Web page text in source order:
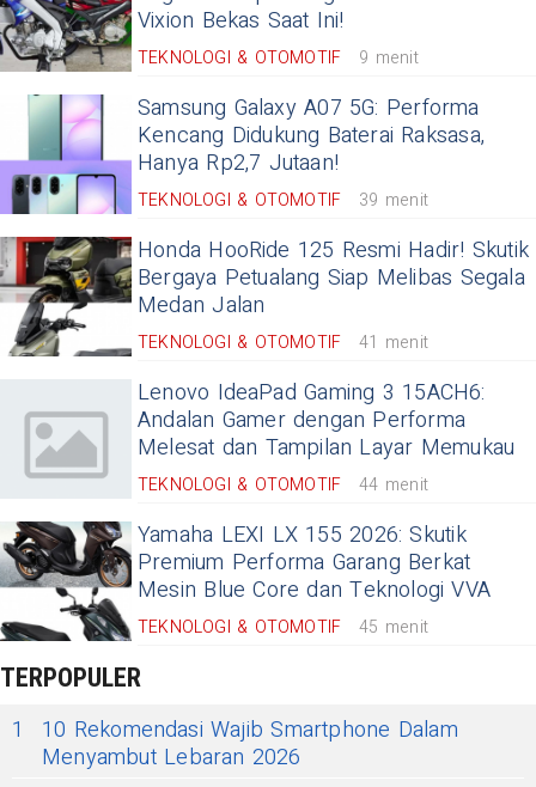
Vixion Bekas Saat Ini!
TEKNOLOGI & OTOMOTIF 9 menit
Samsung Galaxy A07 5G: Performa
Kencang Didukung Baterai Raksasa,
Hanya Rp2,7 Jutaan!
TEKNOLOGI & OTOMOTIF 39 menit
Honda HooRide 125 Resmi Hadir! Skutik
Bergaya Petualang Siap Melibas Segala
Medan Jalan
TEKNOLOGI & OTOMOTIF 41 menit
Lenovo IdeaPad Gaming 3 15ACH6:
Andalan Gamer dengan Performa
Melesat dan Tampilan Layar Memukau
TEKNOLOGI & OTOMOTIF 44 menit
Yamaha LEXI LX 155 2026: Skutik
Premium Performa Garang Berkat
Mesin Blue Core dan Teknologi VVA
TEKNOLOGI & OTOMOTIF 45 menit
TERPOPULER
1
10 Rekomendasi Wajib Smartphone Dalam
Menyambut Lebaran 2026